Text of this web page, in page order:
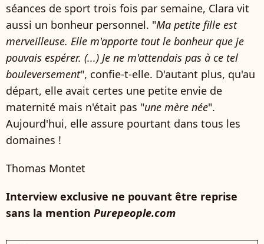
séances de sport trois fois par semaine, Clara vit
aussi un bonheur personnel. "Ma petite fille est
merveilleuse. Elle m'apporte tout le bonheur que je
pouvais espérer. (...) Je ne m'attendais pas à ce tel
bouleversement", confie-t-elle. D'autant plus, qu'au
départ, elle avait certes une petite envie de
maternité mais n'était pas "une mère née".
Aujourd'hui, elle assure pourtant dans tous les
domaines !
Thomas Montet
Interview exclusive ne pouvant être reprise
sans la mention Purepeople.com